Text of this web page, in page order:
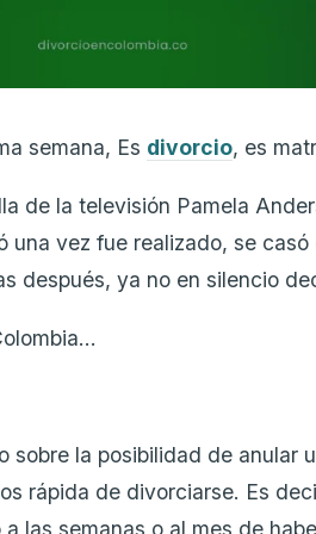
semana, Es divorcio, es
de la televisión Pamela
una vez fue realizado, se
después, ya no en silencio
sobre la posibilidad de anular
rápida de divorciarse. Es
a las semanas o al mes de